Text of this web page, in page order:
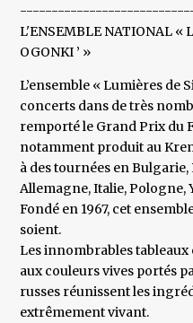
L'ENSEMBLE NATIONAL «
OGONKI ’ »
L’ensemble « Lumières de
concerts dans de très
remporté le Grand Prix du
notamment produit au
à des tournées en
Allemagne, Italie, Pologne,
Fondé en 1967, cet
soient.
Les innombrables tableaux
aux couleurs vives portés
russes réunissent les
extrêmement vivant.